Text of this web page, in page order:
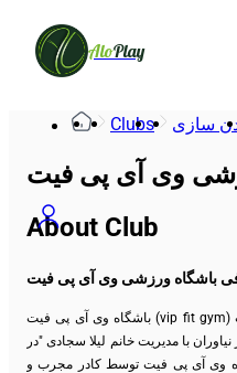
AloPlay
Clubs سازی
وی آی پی فیت
About Club
باشگاه ورزشی وی آی پی فیت
باشگاه وی آی پی فیت (vip fit gym) باشگاه وی آی پی فیت (vip fit gym) برای
با مدیریت خانم لیلا سجادی "در
وی آی پی فیت توسط کادر مجرب و